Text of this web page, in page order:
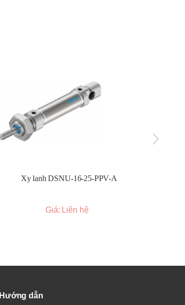
Xy lanh DSNU-16-25-PPV-A
Giá: Liên hệ
Hướng dẫn